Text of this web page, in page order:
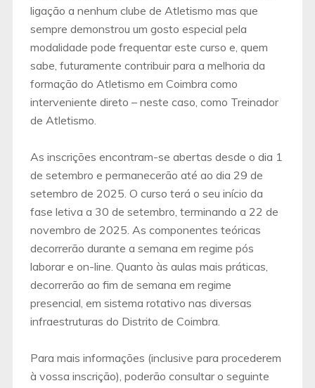
ligação a nenhum clube de Atletismo mas que
sempre demonstrou um gosto especial pela
modalidade pode frequentar este curso e, quem
sabe, futuramente contribuir para a melhoria da
formação do Atletismo em Coimbra como
interveniente direto – neste caso, como Treinador
de Atletismo.
As inscrições encontram-se abertas desde o dia 1
de setembro e permanecerão até ao dia 29 de
setembro de 2025. O curso terá o seu início da
fase letiva a 30 de setembro, terminando a 22 de
novembro de 2025. As componentes teóricas
decorrerão durante a semana em regime pós
laborar e on-line. Quanto às aulas mais práticas,
decorrerão ao fim de semana em regime
presencial, em sistema rotativo nas diversas
infraestruturas do Distrito de Coimbra.
Para mais informações (inclusive para procederem
à vossa inscrição), poderão consultar o seguinte